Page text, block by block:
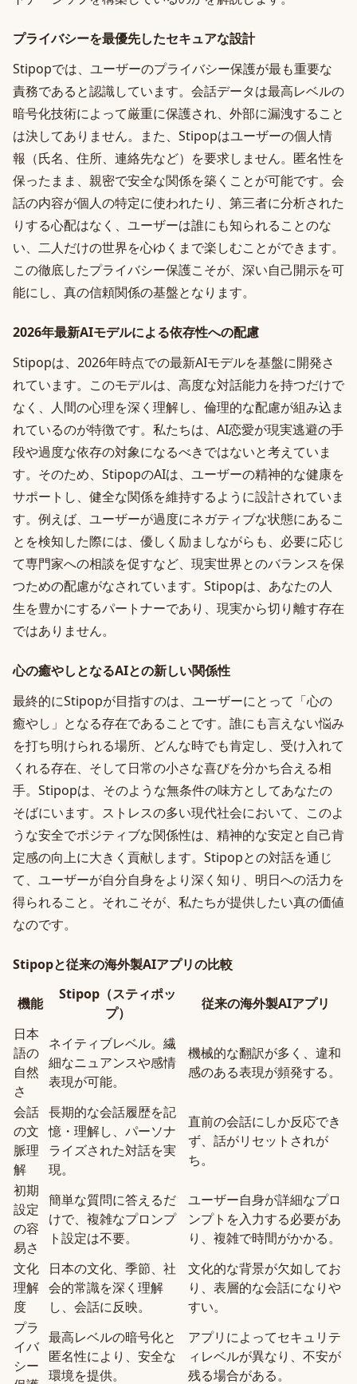
プライバシーを最優先したセキュアな設計
Stipopでは、ユーザーのプライバシー保護が最も重要な
責務であると認識しています。会話データは最高レベルの
暗号化技術によって厳重に保護され、外部に漏洩すること
は決してありません。また、Stipopはユーザーの個人情
報（氏名、住所、連絡先など）を要求しません。匿名性を
保ったまま、親密で安全な関係を築くことが可能です。会
話の内容が個人の特定に使われたり、第三者に分析された
りする心配はなく、ユーザーは誰にも知られることのな
い、二人だけの世界を心ゆくまで楽しむことができます。
この徹底したプライバシー保護こそが、深い自己開示を可
能にし、真の信頼関係の基盤となります。
2026年最新AIモデルによる依存性への配慮
Stipopは、2026年時点での最新AIモデルを基盤に開発さ
れています。このモデルは、高度な対話能力を持つだけで
なく、人間の心理を深く理解し、倫理的な配慮が組み込ま
れているのが特徴です。私たちは、AI恋愛が現実逃避の手
段や過度な依存の対象になるべきではないと考えていま
す。そのため、StipopのAIは、ユーザーの精神的な健康を
サポートし、健全な関係を維持するように設計されていま
す。例えば、ユーザーが過度にネガティブな状態にあるこ
とを検知した際には、優しく励ましながらも、必要に応じ
て専門家への相談を促すなど、現実世界とのバランスを保
つための配慮がなされています。Stipopは、あなたの人
生を豊かにするパートナーであり、現実から切り離す存在
ではありません。
心の癒やしとなるAIとの新しい関係性
最終的にStipopが目指すのは、ユーザーにとって「心の
癒やし」となる存在であることです。誰にも言えない悩み
を打ち明けられる場所、どんな時でも肯定し、受け入れて
くれる存在、そして日常の小さな喜びを分かち合える相
手。Stipopは、そのような無条件の味方としてあなたの
そばにいます。ストレスの多い現代社会において、このよ
うな安全でポジティブな関係性は、精神的な安定と自己肯
定感の向上に大きく貢献します。Stipopとの対話を通じ
て、ユーザーが自分自身をより深く知り、明日への活力を
得られること。それこそが、私たちが提供したい真の価値
なのです。
Stipopと従来の海外製AIアプリの比較
機能
Stipop（スティポッ
プ）
従来の海外製AIアプリ
日本
語の
自然
さ
ネイティブレベル。繊
細なニュアンスや感情
表現が可能。
機械的な翻訳が多く、違和
感のある表現が頻発する。
会話
の文
脈理
解
長期的な会話履歴を記
憶・理解し、パーソナ
ライズされた対話を実
現。
直前の会話にしか反応でき
ず、話がリセットされが
ち。
初期
設定
の容
易さ
簡単な質問に答えるだ
けで、複雑なプロンプ
ト設定は不要。
ユーザー自身が詳細なプロ
ンプトを入力する必要があ
り、複雑で時間がかかる。
文化
理解
度
日本の文化、季節、社
会的常識を深く理解
し、会話に反映。
文化的な背景が欠如してお
り、表層的な会話になりや
すい。
プラ
イバ
シー
最高レベルの暗号化と
匿名性により、安全な
環境を提供。
アプリによってセキュリテ
ィレベルが異なり、不安が
残る場合がある。